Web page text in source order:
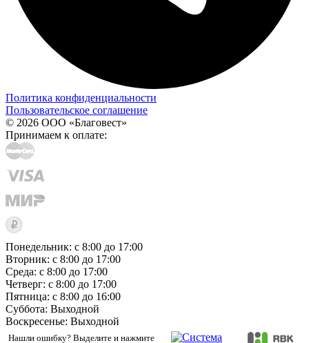
Политика конфиденциальности
Пользовательское соглашение
© 2026 ООО «Благовест»
Принимаем к оплате:
Понедельник: с 8:00 до 17:00
Вторник: с 8:00 до 17:00
Среда: с 8:00 до 17:00
Четверг: с 8:00 до 17:00
Пятница: с 8:00 до 16:00
Суббота: Выходной
Воскресенье: Выходной
Нашли ошибку? Выделите и нажмите